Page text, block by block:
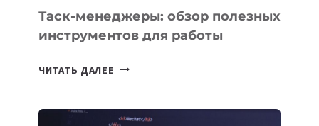
Таск-менеджеры: обзор полезных
инструментов для работы
ЧИТАТЬ ДАЛЕЕ ТАСК-
ПОЛЕЗНЫХ